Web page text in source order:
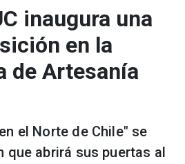
inaugura una
en la
de Artesanía
el Norte de Chile" se
que abrirá sus puertas al